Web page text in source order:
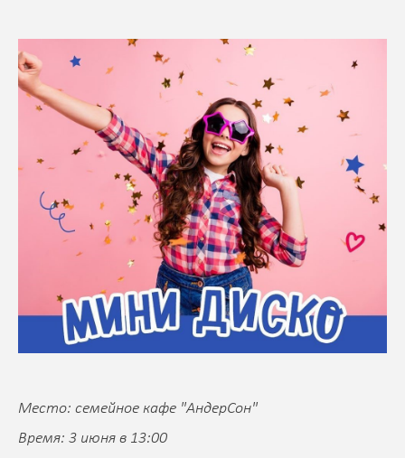
Место: семейное кафе "АндерСон"
Время: 3 июня в 13:00